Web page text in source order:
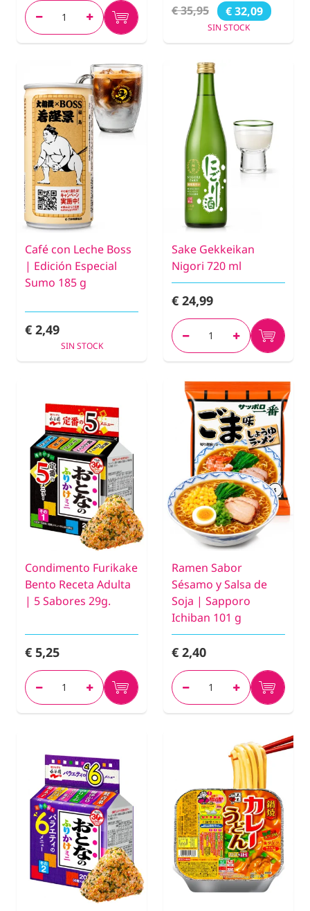
€ 35,95 € 32,09
SIN STOCK
Café con Leche Boss
| Edición Especial
Sumo 185 g
€ 2,49
SIN STOCK
Sake Gekkeikan
Nigori 720 ml
€ 24,99
Condimento Furikake
Bento Receta Adulta
| 5 Sabores 29g.
€ 5,25
Ramen Sabor
Sésamo y Salsa de
Soja | Sapporo
Ichiban 101 g
€ 2,40